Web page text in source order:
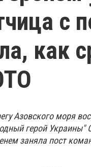
с
как
Азовского моря
герой Украины"
заняла пост